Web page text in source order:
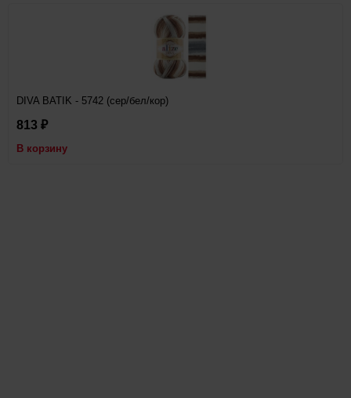
DIVA BATIK - 5742 (сер/бел/кор)
813 ₽
В корзину